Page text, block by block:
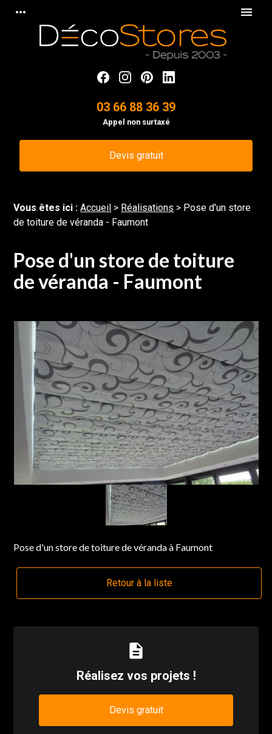
more_horiz menu
03 66 88 36 39
Appel non surtaxé
Devis gratuit
Vous êtes ici :Accueil > Réalisations > Pose d'un store
de toiture de véranda - Faumont
Pose d'un store de toiture
de véranda - Faumont
Pose d'un store de toiture de véranda à Faumont
Retour à la liste
description
Réalisez vos projets !
Devis gratuit